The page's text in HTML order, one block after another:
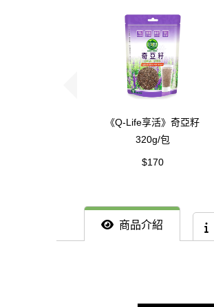
《Q-Life享活》奇亞籽
320g/包
$170
商品介紹